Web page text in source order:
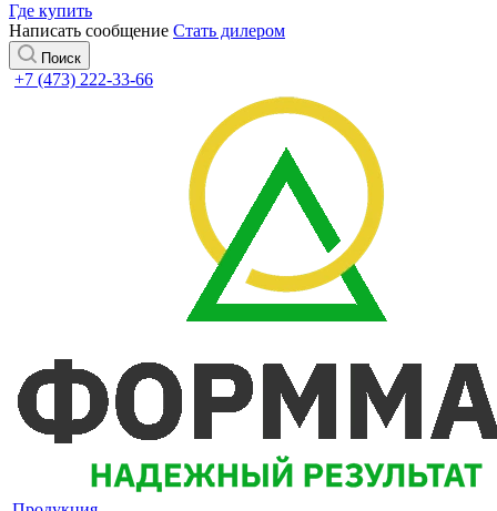
Где купить
Написать сообщение Стать дилером
Поиск
+7 (473) 222-33-66